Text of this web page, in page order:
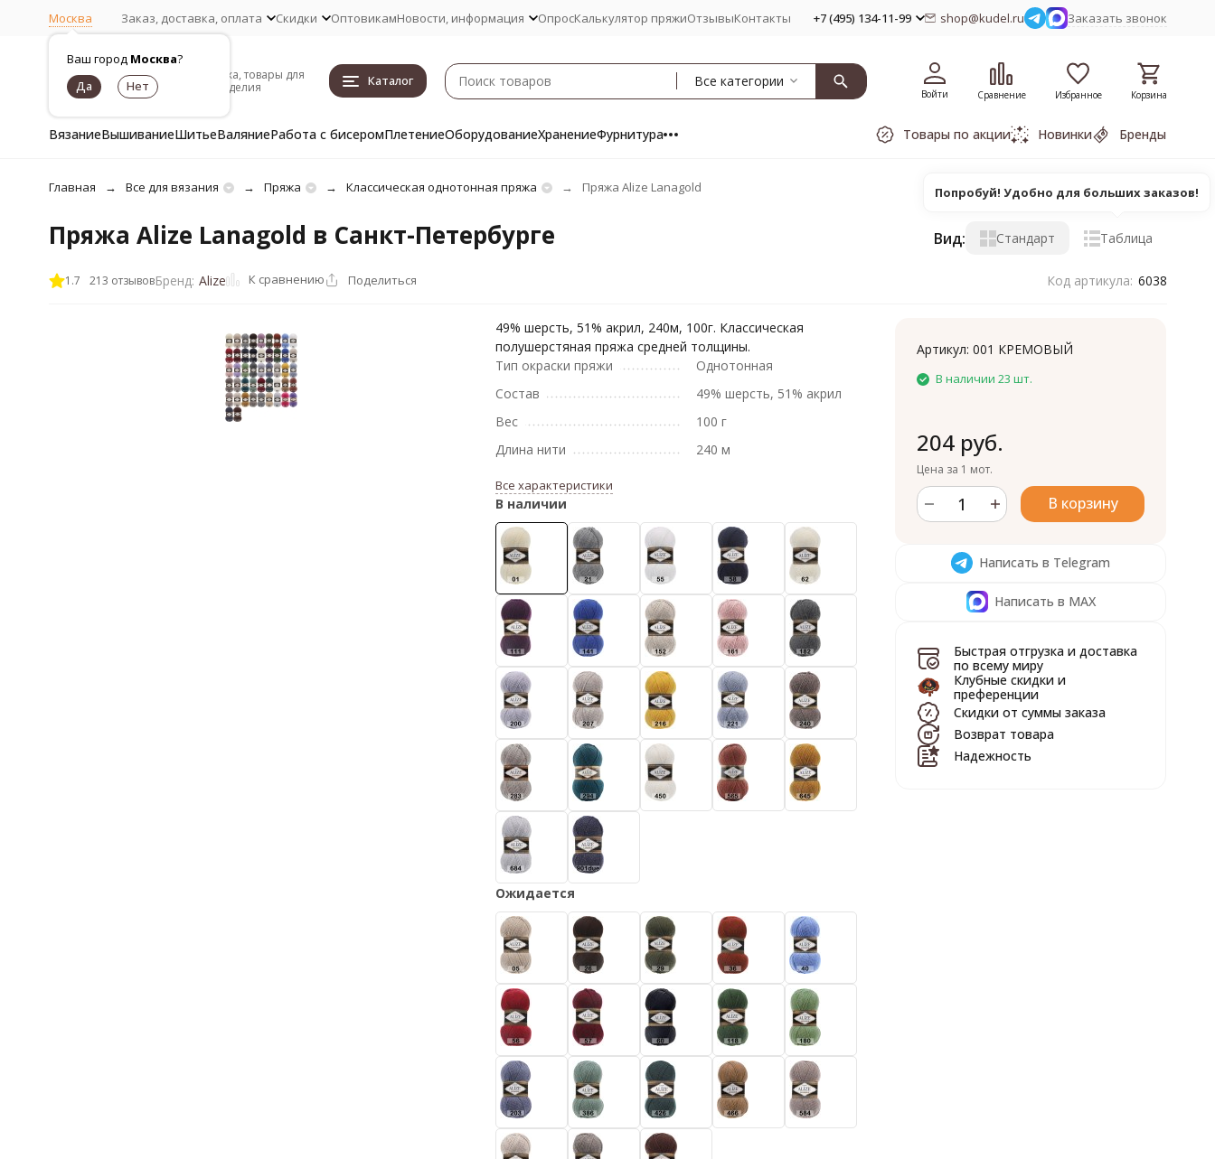
Москва
Ваш город Москва?
Заказ, доставка, оплата Скидки ОптовикамНовости, информация ОпросКалькулятор пряжиОтзывыКонтакты +7 (495) 134-11-99 shop@kudel.ru Заказать звонок
Пряжа, товары для
рукоделия
Каталог Все категории
Войти Сравнение Избранное Корзина
ВязаниеВышиваниеШитьеВаляниеРабота с бисеромПлетениеОборудованиеХранениеФурнитура Товары по акции Новинки Бренды
Главная Все для вязания Пряжа Классическая однотонная пряжа Пряжа Alize Lanagold
Пряжа Alize Lanagold в Санкт-Петербурге Вид: Стандарт Таблица
1.7 213 отзывовБренд: Alize К сравнению Поделиться Код артикула: 6038
49% шерсть, 51% акрил, 240м, 100г. Классическая
полушерстяная пряжа средней толщины.
Тип окраски пряжи
Однотонная
Состав
49% шерсть, 51% акрил
Вес
100 г
Длина нити
240 м
Все характеристики
В наличии
Ожидается
Артикул:001 КРЕМОВЫЙ
В наличии 23 шт.
204 руб.
Цена за 1 мот.
В корзину
Написать в Telegram
Написать в MAX
Быстрая отгрузка и доставка
по всему миру
Клубные скидки и
преференции
Скидки от суммы заказа
Возврат товара
Надежность
Попробуй! Удобно для больших заказов!